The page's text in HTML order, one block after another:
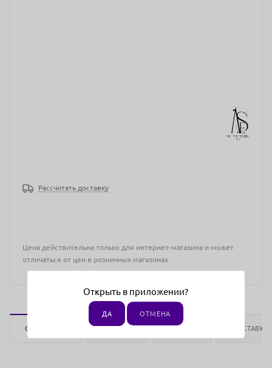
Рассчитать доставку
Цена действительна только для интернет-магазина и может
отличаться от цен в розничных магазинах
ОПИСАНИЕ ОТЗЫВЫ ДОСТАВКА
Открыть в приложении?
ДА ОТМЕНА